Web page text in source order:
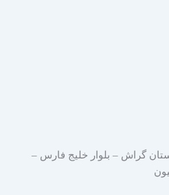
گراش – بلوار خلیج فارس –